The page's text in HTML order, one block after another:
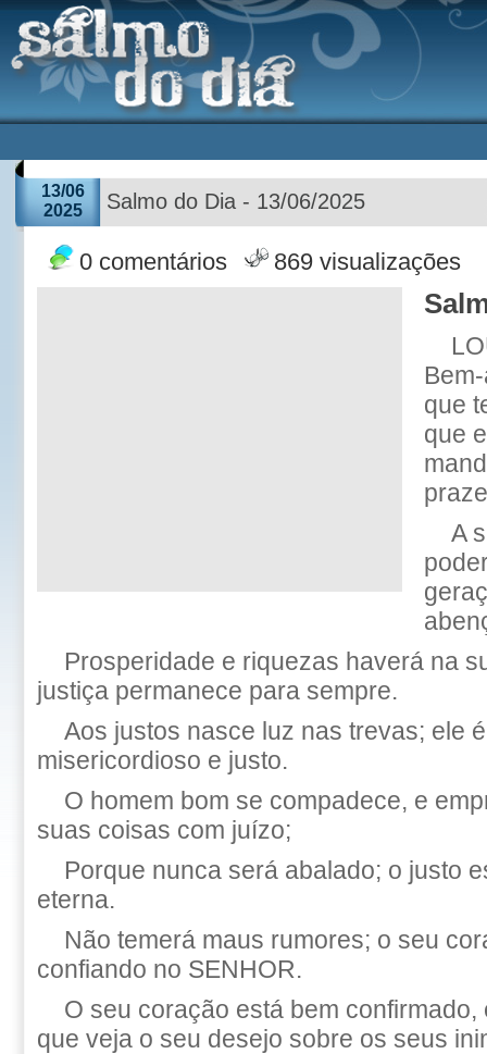
13/06
2025
Salmo do Dia - 13/06/2025
0 comentários 869 visualizações
que
que
A
Prosperidade e riquezas haverá na
justiça permanece para sempre.
Aos justos nasce luz nas trevas; ele
misericordioso e justo.
O homem bom se compadece, e
suas coisas com juízo;
Porque nunca será abalado; o justo
eterna.
Não temerá maus rumores; o seu
confiando no SENHOR.
O seu coração está bem confirmado,
que veja o seu desejo sobre os seus